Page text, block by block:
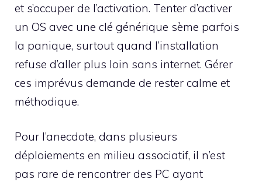
et s’occuper de l’activation. Tenter d’activer
un OS avec une clé générique sème parfois
la panique, surtout quand l’installation
refuse d’aller plus loin sans internet. Gérer
ces imprévus demande de rester calme et
méthodique.
Pour l’anecdote, dans plusieurs
déploiements en milieu associatif, il n’est
pas rare de rencontrer des PC ayant